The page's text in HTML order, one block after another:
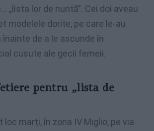
„lista lor de nuntă”. Cei doi aveau
modelele dorite, pe care le-au
de a le ascunde în
cusute ale gecii femeii.
pentru „lista de
loc marți, în zona IV Miglio, pe via